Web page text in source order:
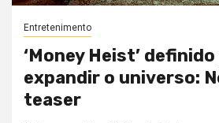
Entretenimento
‘Money Heist’
expandir o universo:
teaser